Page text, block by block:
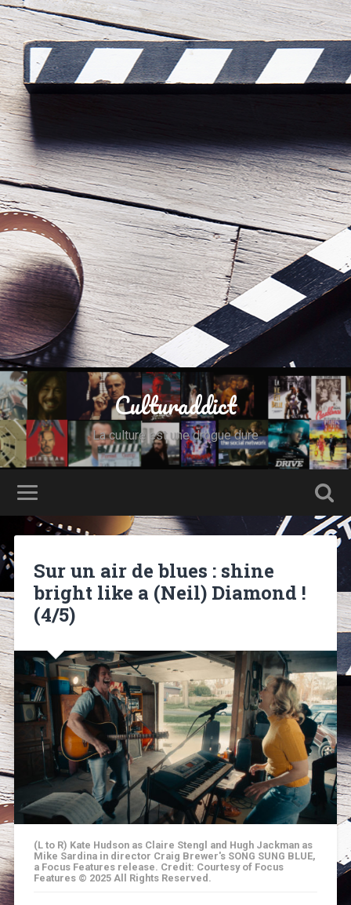
Culturaddict
La culture est une drogue dure
Sur un air de blues : shine
bright like a (Neil) Diamond !
(4/5)
(L to R) Kate Hudson as Claire Stengl and Hugh Jackman as
Mike Sardina in director Craig Brewer's SONG SUNG BLUE,
a Focus Features release. Credit: Courtesy of Focus
Features © 2025 All Rights Reserved.